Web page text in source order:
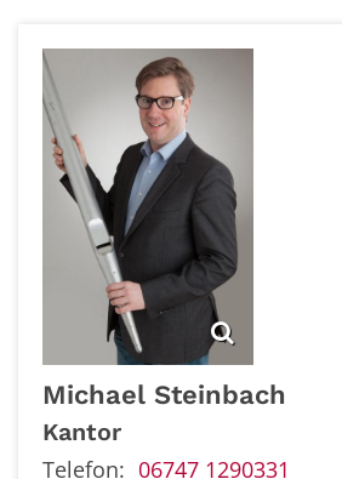
Michael Steinbach
Kantor
Telefon: 06747 1290331